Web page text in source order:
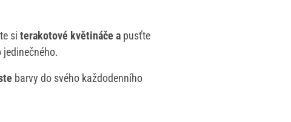
si terakotové květináče a pusťte
barvy do svého každodenního